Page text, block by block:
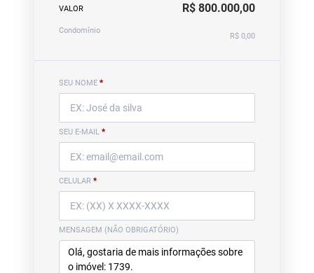
VALOR R$ 800.000,00
Condomínio
R$ 0,00
SEU NOME *
SEU E-MAIL *
CELULAR *
MENSAGEM (NÃO OBRIGATÓRIO)